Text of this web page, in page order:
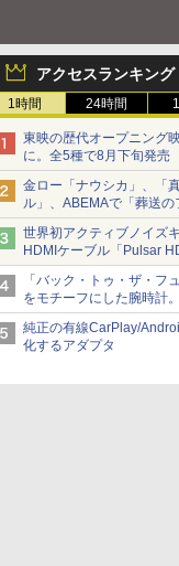
アクセスランキング
1時間 24時間
東映の歴代オープニング
に。全5種で8月下旬発売
金ロー「ナウシカ」、「
ル」、ABEMAで「葬送
など。夏の特番・配信情
世界初アクティブノイズ
HDMIケーブル「Pulsar
から
「バック・トゥ・ザ・フ
をモチーフにした腕時計
純正の有線CarPlay/
化するアダプタ